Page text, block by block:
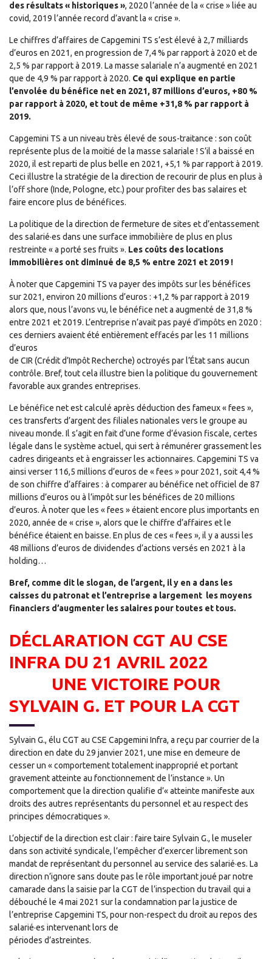
des résultats « historiques », 2020 l’année de la « crise » liée au
covid, 2019 l’année record d’avant la « crise ».
Le chiffres d’affaires de Capgemini TS s’est élevé à 2,7 milliards
d’euros en 2021, en progression de 7,4 % par rapport à 2020 et de
2,5 % par rapport à 2019. La masse salariale n’a augmenté en 2021
que de 4,9 % par rapport à 2020. Ce qui explique en partie
l’envolée du bénéfice net en 2021, 87 millions d’euros, +80 %
par rapport à 2020, et tout de même +31,8 % par rapport à
2019.
Capgemini TS a un niveau très élevé de sous-traitance : son coût
représente plus de la moitié de la masse salariale ! S’il a baissé en
2020, il est reparti de plus belle en 2021, +5,1 % par rapport à 2019.
Ceci illustre la stratégie de la direction de recourir de plus en plus à
l’off shore (Inde, Pologne, etc.) pour profiter des bas salaires et
faire encore plus de bénéfices.
La politique de la direction de fermeture de sites et d’entassement
des salarié·es dans une surface immobilière de plus en plus
restreinte « a porté ses fruits ». Les coûts des locations
immobilières ont diminué de 8,5 % entre 2021 et 2019 !
À noter que Capgemini TS va payer des impôts sur les bénéfices
sur 2021, environ 20 millions d’euros : +1,2 % par rapport à 2019
alors que, nous l’avons vu, le bénéfice net a augmenté de 31,8 %
entre 2021 et 2019. L’entreprise n’avait pas payé d’impôts en 2020 :
ces derniers avaient été entièrement effacés par les 11 millions
d’euros
de CIR (Crédit d’Impôt Recherche) octroyés par l’État sans aucun
contrôle. Bref, tout cela illustre bien la politique du gouvernement
favorable aux grandes entreprises.
Le bénéfice net est calculé après déduction des fameux « fees »,
ces transferts d’argent des filiales nationales vers le groupe au
niveau monde. Il s’agit en fait d’une forme d’évasion fiscale, certes
légale dans le système actuel, qui sert à rémunérer grassement les
cadres dirigeants et à engraisser les actionnaires. Capgemini TS va
ainsi verser 116,5 millions d’euros de « fees » pour 2021, soit 4,4 %
de son chiffre d’affaires : à comparer au bénéfice net officiel de 87
millions d’euros ou à l’impôt sur les bénéfices de 20 millions
d’euros. À noter que les « fees » étaient encore plus importants en
2020, année de « crise », alors que le chiffre d’affaires et le
bénéfice étaient en baisse. En plus de ces « fees », il y a aussi les
48 millions d’euros de dividendes d’actions versés en 2021 à la
holding…
Bref, comme dit le slogan, de l’argent, il y en a dans les
caisses du patronat et l’entreprise a largement les moyens
financiers d’augmenter les salaires pour toutes et tous.
DÉCLARATION CGT AU CSE
INFRA DU 21 AVRIL 2022
UNE VICTOIRE POUR
SYLVAIN G. ET POUR LA CGT
Sylvain G., élu CGT au CSE Capgemini Infra, a reçu par courrier de la
direction en date du 29 janvier 2021, une mise en demeure de
cesser un « comportement totalement inapproprié et portant
gravement atteinte au fonctionnement de l’instance ». Un
comportement que la direction qualifie d’« atteinte manifeste aux
droits des autres représentants du personnel et au respect des
principes démocratiques ».
L’objectif de la direction est clair : faire taire Sylvain G., le museler
dans son activité syndicale, l’empêcher d’exercer librement son
mandat de représentant du personnel au service des salarié·es. La
direction n’ignore sans doute pas le rôle important joué par notre
camarade dans la saisie par la CGT de l’inspection du travail qui a
débouché le 4 mai 2021 sur la condamnation par la justice de
l’entreprise Capgemini TS, pour non-respect du droit au repos des
salarié·es intervenant lors de
périodes d’astreintes.